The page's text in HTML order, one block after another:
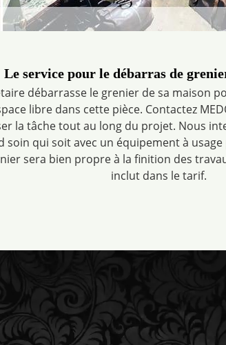
Le service pour le débarras de
débarrasse le grenier de sa maison
libre dans cette pièce. Contactez
la tâche tout au long du projet. Nous
soin qui soit avec un équipement à
sera bien propre à la finition des
inclut dans le tarif.